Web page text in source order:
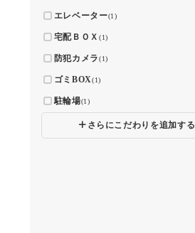
エレベーター(1)
宅配ＢＯＸ (1)
防犯カメラ(1)
ゴミBOX(1)
駐輪場(1)
🞣 さらにこだわりを追加する